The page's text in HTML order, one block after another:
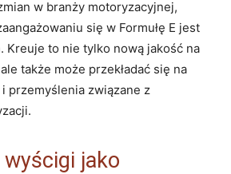
w branży motoryzacyjnej,
się w Formułę E jest
Kreuje to nie tylko nową jakość na
także może przekładać się na
przemyślenia związane z
jako